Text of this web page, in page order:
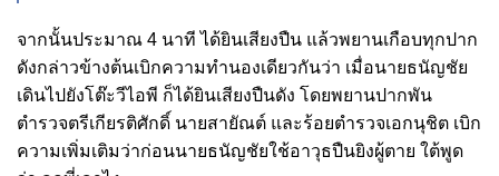
จากนั้นประมาณ 4 นาที ได้ยินเสียงปืน แล้วพยานเกือบทุกปาก
ดังกล่าวข้างต้นเบิกความทํานองเดียวกันว่า เมื่อนายธนัญชัย
เดินไปยังโต๊ะวีไอพี ก็ได้ยินเสียงปืนดัง โดยพยานปากพัน
ตํารวจตรีเกียรติศักดิ์ นายสายัณต์ และร้อยตํารวจเอกนุชิต เบิก
ความเพิ่มเติมว่าก่อนนายธนัญชัยใช้อาวุธปืนยิงผู้ตาย ใต้พูด